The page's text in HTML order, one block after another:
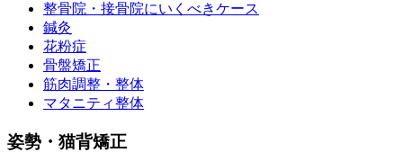
整骨院・接骨院にいくべきケース
鍼灸
花粉症
骨盤矯正
筋肉調整・整体
マタニティ整体
姿勢・猫背矯正